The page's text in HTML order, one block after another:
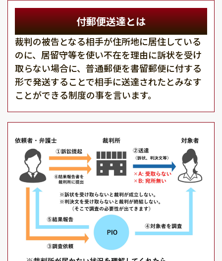
付郵便送達とは
裁判の被告となる相手が住所地に居住している
のに、居留守等を使い不在を理由に訴状を受け
取らない場合に、普通郵便を書留郵便に付する
形で発送することで相手に送達されたとみなす
ことができる制度の事を言います。